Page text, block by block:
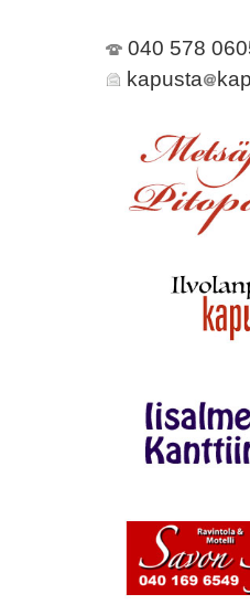
040 578
kapusta